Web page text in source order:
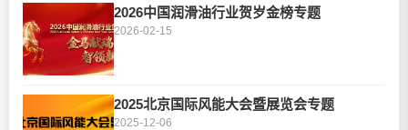
2026中国润滑油行业贺岁金榜专题
2026-02-15
2025北京国际风能大会暨展览会专题
2025-12-06